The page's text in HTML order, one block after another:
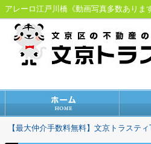
アレーロ江戸川橋《動画写真多数あり
【最大仲介手数料無料】文京トラスティ